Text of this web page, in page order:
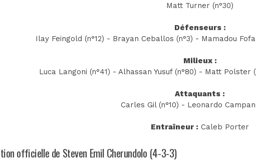
Matt Turner (n°30)
Défenseurs :
Ilay Feingold (n°12) - Brayan Ceballos (n°3) - Mamadou
Milieux :
Luca Langoni (n°41) - Alhassan Yusuf (n°80) - Matt Polster
Attaquants :
Carles Gil (n°10) - Leonardo
Entraîneur : Caleb Porter
officielle de Steven Emil Cherundolo (4-3-3)